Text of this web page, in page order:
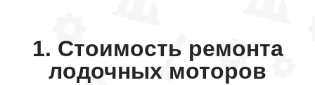
1. Стоимость ремонта
лодочных моторов